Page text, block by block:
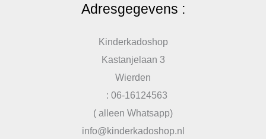
Adresgegevens :
Kinderkadoshop
Kastanjelaan 3
Wierden
: 06-16124563
( alleen Whatsapp)
info@kinderkadoshop.nl